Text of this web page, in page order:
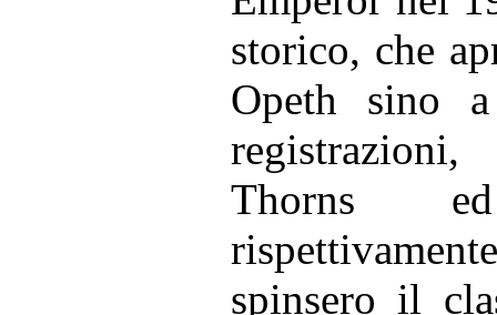
storico, che
Opeth sino
Thorns
spinsero il